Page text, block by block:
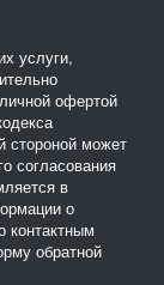
услуги,
офертой
стороной может
согласования
в
о
контактным
обратной